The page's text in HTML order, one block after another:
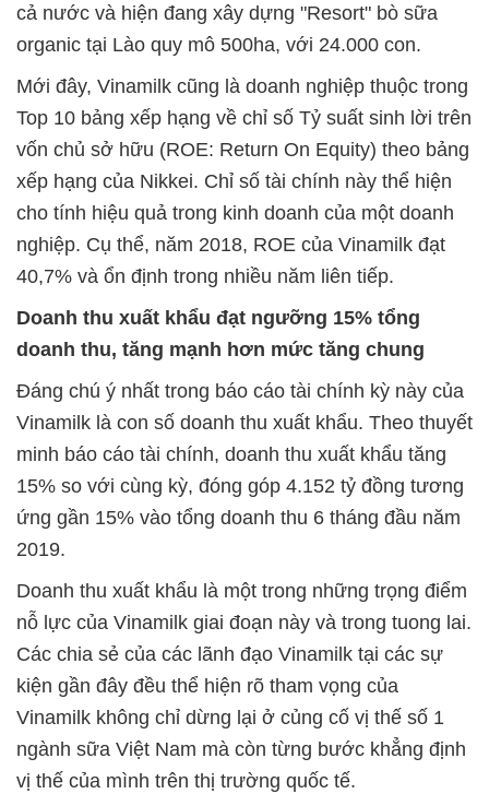
cả nước và hiện đang xây dựng "Resort" bò sữa
organic tại Lào quy mô 500ha, với 24.000 con.
Mới đây, Vinamilk cũng là doanh nghiệp thuộc trong
Top 10 bảng xếp hạng về chỉ số Tỷ suất sinh lời trên
vốn chủ sở hữu (ROE: Return On Equity) theo bảng
xếp hạng của Nikkei. Chỉ số tài chính này thể hiện
cho tính hiệu quả trong kinh doanh của một doanh
nghiệp. Cụ thể, năm 2018, ROE của Vinamilk đạt
40,7% và ổn định trong nhiều năm liên tiếp.
Doanh thu xuất khẩu đạt ngưỡng 15% tổng
doanh thu, tăng mạnh hơn mức tăng chung
Đáng chú ý nhất trong báo cáo tài chính kỳ này của
Vinamilk là con số doanh thu xuất khẩu. Theo thuyết
minh báo cáo tài chính, doanh thu xuất khẩu tăng
15% so với cùng kỳ, đóng góp 4.152 tỷ đồng tương
ứng gần 15% vào tổng doanh thu 6 tháng đầu năm
2019.
Doanh thu xuất khẩu là một trong những trọng điểm
nỗ lực của Vinamilk giai đoạn này và trong tuong lai.
Các chia sẻ của các lãnh đạo Vinamilk tại các sự
kiện gần đây đều thể hiện rõ tham vọng của
Vinamilk không chỉ dừng lại ở củng cố vị thế số 1
ngành sữa Việt Nam mà còn từng bước khẳng định
vị thế của mình trên thị trường quốc tế.